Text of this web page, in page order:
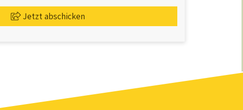
Jetzt abschicken